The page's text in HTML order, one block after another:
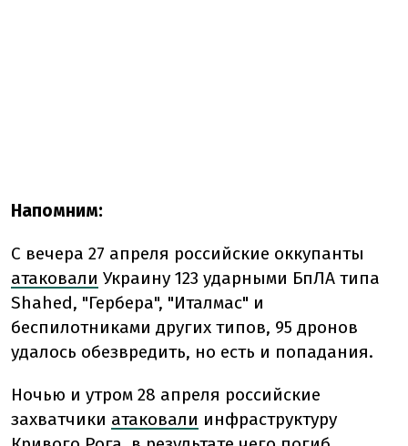
Напомним:
С вечера 27 апреля российские оккупанты
атаковали Украину 123 ударными БпЛА типа
Shahed, "Гербера", "Италмас" и
беспилотниками других типов, 95 дронов
удалось обезвредить, но есть и попадания.
Ночью и утром 28 апреля российские
захватчики атаковали инфраструктуру